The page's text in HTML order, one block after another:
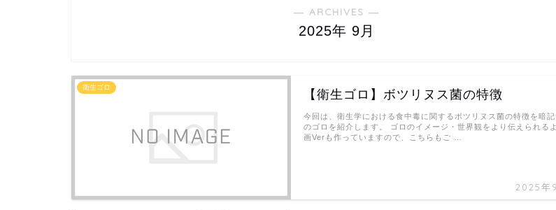
― ARCHIVES ―
2025年 9月
衛生ゴロ
【衛生ゴロ】ボツリヌス菌の特徴
2025年
今回は、衛生学における食中毒に関するボツリヌス菌の特徴を暗記
のゴロを紹介します。 ゴロのイメージ・世界観をより伝えられる
画Verも作っていますので、こちらもご …